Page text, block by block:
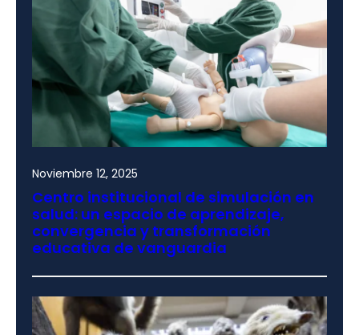
Noviembre 12, 2025
Centro institucional de simulación en
salud: un espacio de aprendizaje,
convergencia y transformación
educativa de vanguardia